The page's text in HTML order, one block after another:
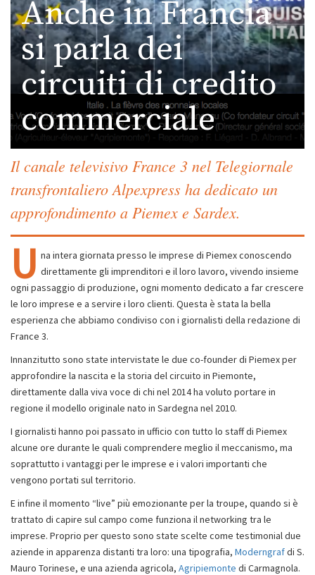
Anche in Francia
si parla dei
circuiti di credito
commerciale
Il canale televisivo France 3 nel Telegiornale
transfrontaliero Alpexpress ha dedicato un
approfondimento a Piemex e Sardex.
U na intera giornata presso le imprese di Piemex conoscendo
direttamente gli imprenditori e il loro lavoro, vivendo insieme
ogni passaggio di produzione, ogni momento dedicato a far crescere
le loro imprese e a servire i loro clienti. Questa è stata la bella
esperienza che abbiamo condiviso con i giornalisti della redazione di
France 3.
Innanzitutto sono state intervistate le due co-founder di Piemex per
approfondire la nascita e la storia del circuito in Piemonte,
direttamente dalla viva voce di chi nel 2014 ha voluto portare in
regione il modello originale nato in Sardegna nel 2010.
I giornalisti hanno poi passato in ufficio con tutto lo staff di Piemex
alcune ore durante le quali comprendere meglio il meccanismo, ma
soprattutto i vantaggi per le imprese e i valori importanti che
vengono portati sul territorio.
E infine il momento “live” più emozionante per la troupe, quando si è
trattato di capire sul campo come funziona il networking tra le
imprese. Proprio per questo sono state scelte come testimonial due
aziende in apparenza distanti tra loro: una tipografia, Moderngrafdi S.
Mauro Torinese, e una azienda agricola, Agripiemonte di Carmagnola.